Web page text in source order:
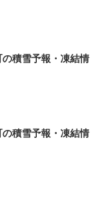
積雪予報・凍結情
積雪予報・凍結情